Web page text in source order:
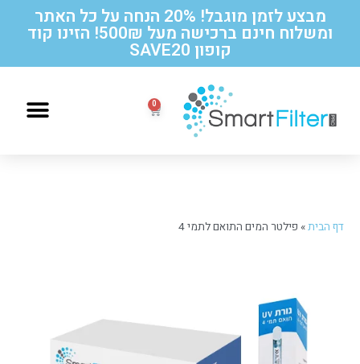
מבצע לזמן מוגבל! 20% הנחה על כל האתר
ומשלוח חינם ברכישה מעל 500₪! הזינו קוד
קופון SAVE20
דף הבית» פילטר המים התואם לתמי 4